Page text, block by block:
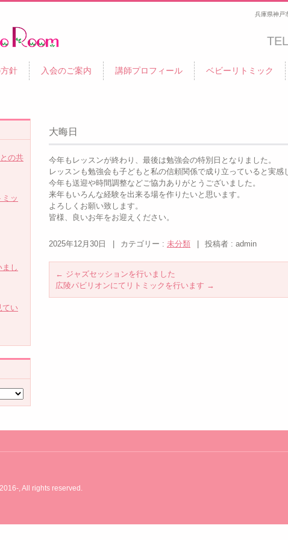
兵庫県神戸
針 入会のご案内 講師プロフィール ベビーリトミック
大晦日
今年もレッスンが終わり、最後は勉強会の特別日となりました。
レッスンも勉強会も子どもと私の信頼関係で成り立っていると実感
今年も送迎や時間調整などご協力ありがとうございました。
来年もいろんな経験を出来る場を作りたいと思います。
よろしくお願い致します。
皆様、良いお年をお迎えください。
2025年12月30日 カテゴリー : 未分類 投稿者 : admin
← ジャズセッションを行いました
広陵パビリオンにてリトミックを行います →
の共
ッ
し
てい
, All rights reserved.